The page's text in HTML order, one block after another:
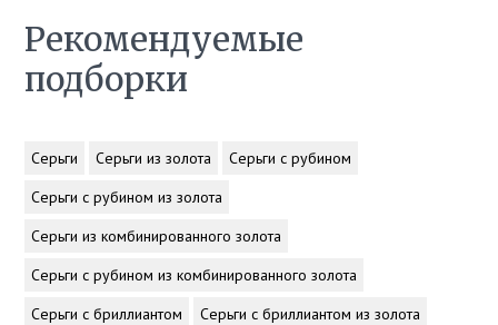
Рекомендуемые
подборки
Серьги Серьги из золота
Серьги с рубином
Серьги с рубином из золота
Серьги из комбинированного золота
Серьги с рубином из комбинированного золота
Серьги с бриллиантом
Серьги с бриллиантом из золота